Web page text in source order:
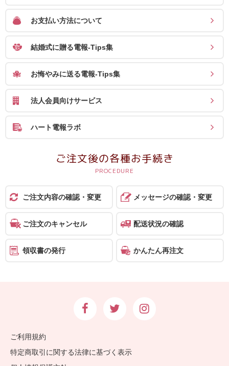
お支払い方法について
結婚式に贈る電報-Tips集
お悔やみに送る電報-Tips集
法人会員向けサービス
ハート電報ラボ
ご注文後の各種お手続き
ご注文内容の確認・変更 メッセージの確認・変更
ご注文のキャンセル 配送状況の確認
領収書の発行 かんたん再注文
ご利用規約
特定商取引に関する法律に基づく表示